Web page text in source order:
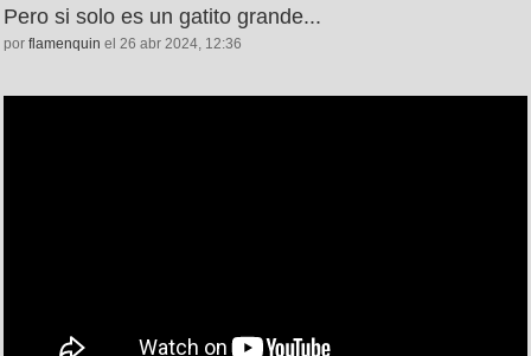
Pero si solo es un gatito grande...
por flamenquin el 26 abr 2024, 12:36